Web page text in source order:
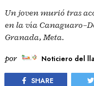
Un joven murió tras
en la vía
Granada, Meta.
por Noticiero del
SHARE